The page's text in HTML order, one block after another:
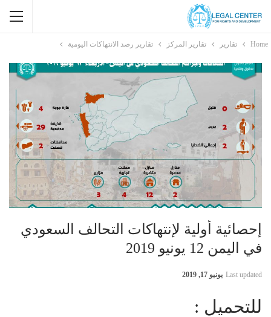
Home تقارير تقارير المركز تقارير رصد الانتهاكات اليومية
إحصائية أولية لإنتهاكات التحالف السعودي
في اليمن 12 يونيو 2019
Last updated يونيو 17, 2019
للتحميل :